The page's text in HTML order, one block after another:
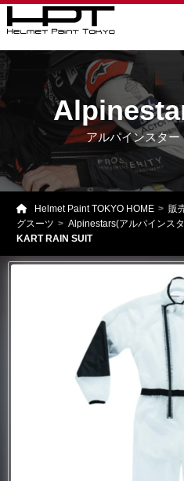
アルパインスター
Helmet Paint TOKYO HOME 販
グスーツ
Alpinestars(アルパインス
KART RAIN SUIT